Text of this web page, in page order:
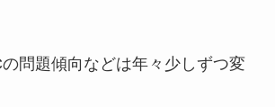
問題傾向などは年々少しずつ変